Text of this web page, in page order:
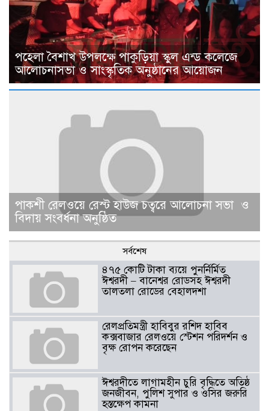
পহেলা বৈশাখ উপলক্ষে পাকুড়িয়া স্কুল এন্ড কলেজে
আলোচনাসভা ও সাংস্কৃতিক অনুষ্ঠানের আয়োজন
পাকশী রেলওয়ে রেস্ট হাউজ চত্বরে আলোচনা সভা ও
বিদায় সংবর্ধনা অনুষ্ঠিত
সর্বশেষ
৪৭৫ কোটি টাকা ব্যয়ে পুনর্নির্মিত
ঈশ্বরদী – বানেশ্বর রোডসহ ঈশ্বরদী
তালতলা রোডের বেহালদশা
রেলপ্রতিমন্ত্রী হাবিবুর রশিদ হাবিব
কক্সবাজার রেলওয়ে স্টেশন পরিদর্শন ও
বৃক্ষ রোপন করেছেন
ঈশ্বরদীতে লাগামহীন চুরি বৃদ্ধিতে অতিষ্ঠ
জনজীবন, পুলিশ সুপার ও ওসির জরুরি
হস্তক্ষেপ কামনা ​